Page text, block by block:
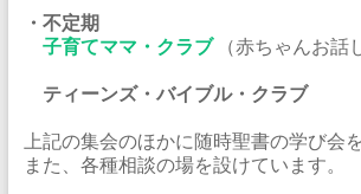
・不定期
子育てママ・クラブ（赤ちゃんお話
ティーンズ・バイブル・クラブ
上記の集会のほかに随時聖書の学び会
また、各種相談の場を設けています。